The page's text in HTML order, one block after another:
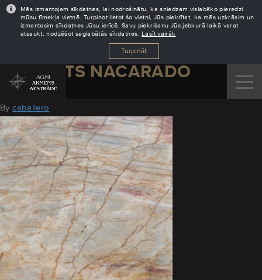
Mēs izmantojam sīkdatnes, lai nodrošinātu, ka sniedzam vislabāko pieredzi
mūsu tīmekļa vietnē. Turpinot lietot šo vietni, Jūs piekrītat, ka mēs uzkrāsim un
izmantosim sīkdatnes Jūsu ierīcē. Savu piekrišanu Jūs jebkurā laikā varat
atsaukt, nodzēšot saglabātās sīkdatnes. Lasīt vairāk
Turpināt
KVARCITS NACARADO
March 3, 2022
Bycaballero